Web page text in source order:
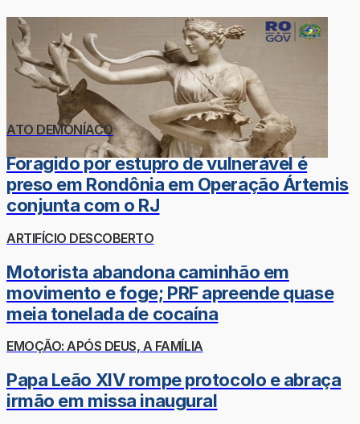
ATO DEMONÍACO
Foragido por estupro de vulnerável é
preso em Rondônia em Operação Ártemis
conjunta com o RJ
ARTIFÍCIO DESCOBERTO
Motorista abandona caminhão em
movimento e foge; PRF apreende quase
meia tonelada de cocaína
EMOÇÃO: APÓS DEUS, A FAMÍLIA
Papa Leão XIV rompe protocolo e abraça
irmão em missa inaugural